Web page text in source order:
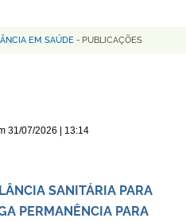
EM SAÚDE - PUBLICAÇÕES
31/07/2026 | 13:14
SANITÁRIA PARA
PERMANÊNCIA PARA